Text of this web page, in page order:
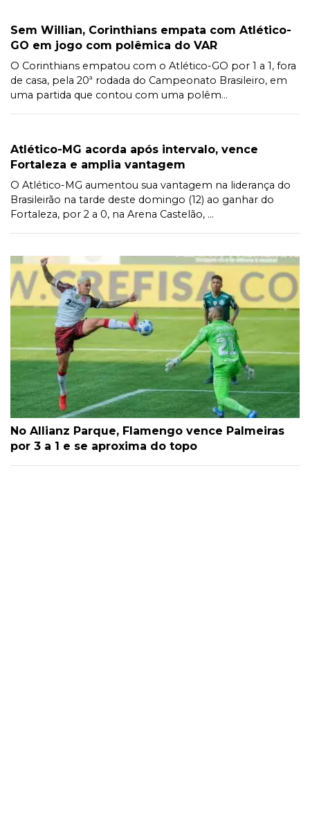
Sem Willian, Corinthians empata com Atlético-
GO em jogo com polêmica do VAR
O Corinthians empatou com o Atlético-GO por 1 a 1, fora
de casa, pela 20ª rodada do Campeonato Brasileiro, em
uma partida que contou com uma polêm...
Atlético-MG acorda após intervalo, vence
Fortaleza e amplia vantagem
O Atlético-MG aumentou sua vantagem na liderança do
Brasileirão na tarde deste domingo (12) ao ganhar do
Fortaleza, por 2 a 0, na Arena Castelão, ...
No Allianz Parque, Flamengo vence Palmeiras
por 3 a 1 e se aproxima do topo